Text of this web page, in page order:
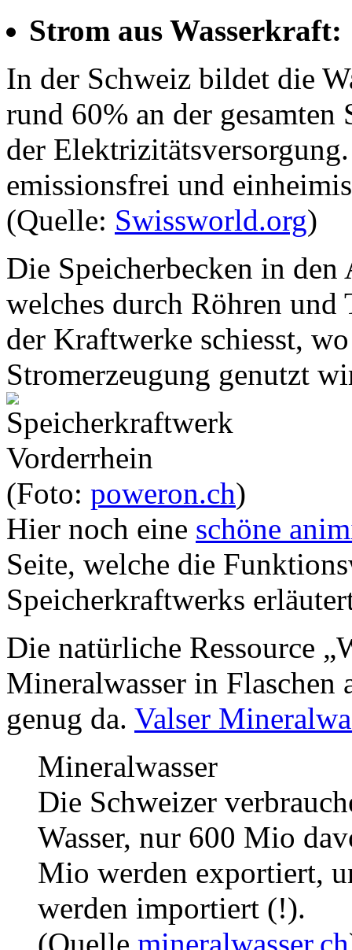
Strom aus Wasserkraft:
In der Schweiz bildet die
rund 60% an der
der
emissionsfrei und
(Quelle: Swissworld.org)
Die Speicherbecken in den
welches durch Röhren
der Kraftwerke schiesst,
Stromerzeugung genutzt
(Foto: poweron.ch)
Hier noch eine schöne
Seite, welche die
Speicherkraftwerks
Die natürliche Ressource
Mineralwasser in
genug da. Valser
Mineralwasser
Die Schweizer
Wasser, nur 600 Mio
Mio werden exportiert,
werden importiert (!).
(Quelle mineralwasser.ch